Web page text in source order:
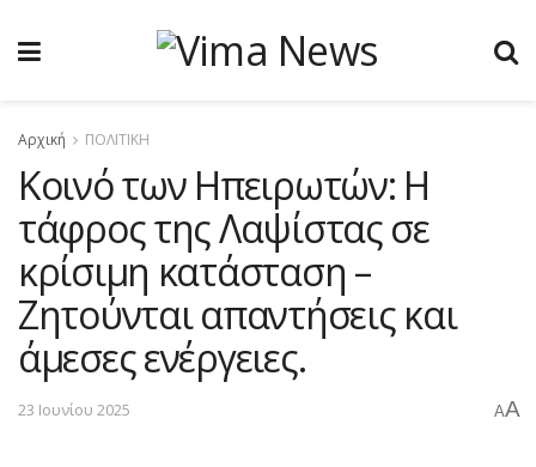
Αρχική ΠΟΛΙΤΙΚΗ
Κοινό των Ηπειρωτών: Η
τάφρος της Λαψίστας σε
κρίσιμη κατάσταση –
Ζητούνται απαντήσεις και
άμεσες ενέργειες.
23 Ιουνίου 2025 AA